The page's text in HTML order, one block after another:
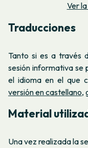
Ver
Traducciones
Tanto si es a través
sesión informativa se
el idioma en el que
versión en castellano,
Material
Una vez realizada la